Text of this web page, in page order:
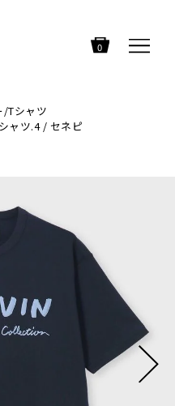
0
/Tシャツ
ャツ.4 / セネピ